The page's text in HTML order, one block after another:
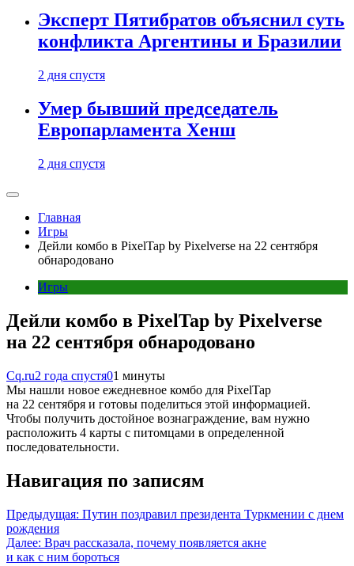
Эксперт Пятибратов объяснил суть
конфликта Аргентины и Бразилии
2 дня спустя
Умер бывший председатель
Европарламента Хенш
2 дня спустя
Главная
Игры
Дейли комбо в PixelTap by Pixelverse на 22 сентября
обнародовано
Игры
Дейли комбо в PixelTap by Pixelverse
на 22 сентября обнародовано
Cq.ru2 года спустя01 минуты
Мы нашли новое ежедневное комбо для PixelTap
на 22 сентября и готовы поделиться этой информацией.
Чтобы получить достойное вознаграждение, вам нужно
расположить 4 карты с питомцами в определенной
последовательности.
Навигация по записям
Предыдущая: Путин поздравил президента Туркмении с днем
рождения
Далее: Врач рассказала, почему появляется акне
и как с ним бороться